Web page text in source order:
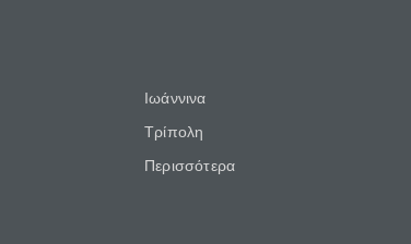
Ιωάννινα
Τρίπολη
Περισσότερα